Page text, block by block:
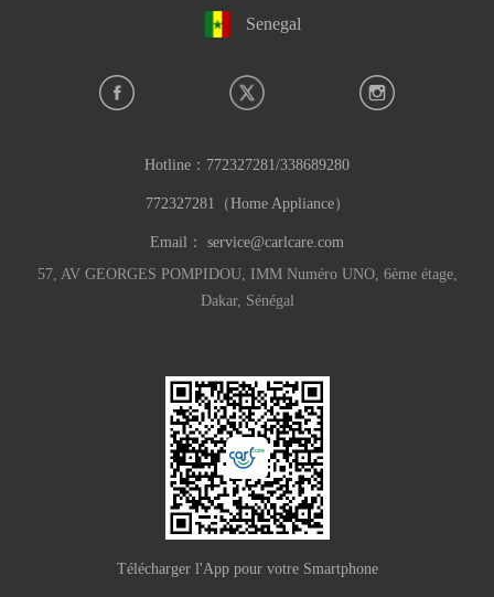
Senegal
Hotline： 772327281/338689280
772327281（Home Appliance）
Email： service@carlcare.com
57, AV GEORGES POMPIDOU, IMM Numéro UNO, 6ème étage,
Dakar, Sénégal
Télécharger l'App pour votre Smartphone